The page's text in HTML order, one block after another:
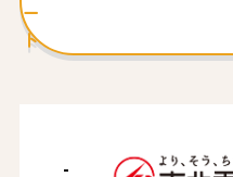
ー
ト